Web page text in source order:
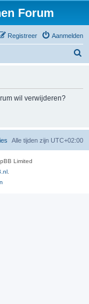
Forum
Aanmelden
Registreer
wil verwijderen?
Alle tijden zijn UTC+02:00
Limited